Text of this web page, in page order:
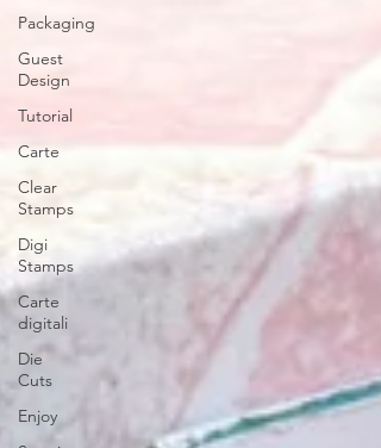
Packaging
Guest
Design
Tutorial
Carte
Clear
Stamps
Digi
Stamps
Carte
digitali
Die
Cuts
Enjoy